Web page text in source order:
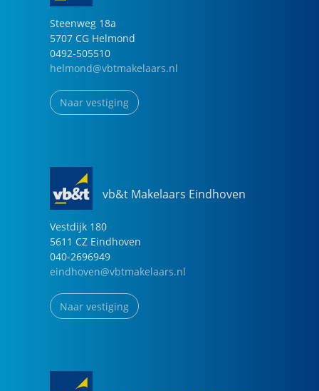
Steenweg 18a
5707 CG Helmond
0492-505510
helmond@vbtmakelaars.nl
Naar vestiging
vb&t Makelaars Eindhoven
Vestdijk 180
5611 CZ Eindhoven
040-2696949
eindhoven@vbtmakelaars.nl
Naar vestiging